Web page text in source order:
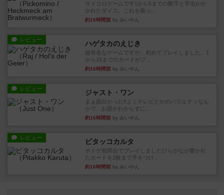
サイコロゲームです1から5までの数字と芋虫がか
かれたダイス。これを振っ...
約16時間前 by みいやん
レビュー ハゲタカのえじき
超有名なゲームですが、初めてプレイしました。1
から15までのカードがプ...
約16時間前 by みいやん
レビュー ジャスト・ワン
まぁ面白かった‼️よくテレビとかのバラエティなん
かで、お題がわからずに...
約16時間前 by みいやん
レビュー ピタッコカルタ
ボドゲ相席会でプレイしましたひらがなが書かれ
たカードを2枚まで手をつけ...
約16時間前 by みいやん